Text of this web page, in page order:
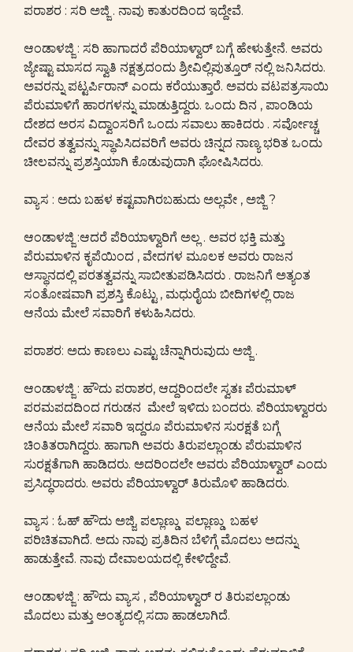
ಪರಾಶರ : ಸರಿ ಅಜ್ಜಿ . ನಾವು ಕಾತುರದಿಂದ ಇದ್ದೇವೆ.
ಆಂಡಾಳಜ್ಜಿ : ಸರಿ ಹಾಗಾದರೆ ಪೆರಿಯಾಳ್ವಾರ್ ಬಗ್ಗೆ ಹೇಳುತ್ತೇನೆ. ಅವರು
ಜ್ಯೇಷ್ಟಾ ಮಾಸದ ಸ್ವಾತಿ ನಕ್ಷತ್ರದಂದು ಶ್ರೀವಿಲ್ಲಿಪುತ್ತೂರ್ ನಲ್ಲಿ ಜನಿಸಿದರು.
ಅವರನ್ನು ಪಟ್ಟರ್ಪಿರಾನ್ ಎಂದು ಕರೆಯುತ್ತಾರೆ. ಅವರು ವಟಪತ್ರಸಾಯಿ
ಪೆರುಮಾಳಿಗೆ ಹಾರಗಳನ್ನು ಮಾಡುತ್ತಿದ್ದರು. ಒಂದು ದಿನ , ಪಾಂಡಿಯ
ದೇಶದ ಅರಸ ವಿದ್ವಾಂಸರಿಗೆ ಒಂದು ಸವಾಲು ಹಾಕಿದರು . ಸರ್ವೋಚ್ಚ
ದೇವರ ತತ್ವವನ್ನು ಸ್ಥಾಪಿಸಿದವರಿಗೆ ಅವರು ಚಿನ್ನದ ನಾಣ್ಯ ಭರಿತ ಒಂದು
ಚೀಲವನ್ನು ಪ್ರಶಸ್ತಿಯಾಗಿ ಕೊಡುವುದಾಗಿ ಘೋಷಿಸಿದರು.
ವ್ಯಾಸ : ಅದು ಬಹಳ ಕಷ್ಟವಾಗಿರಬಹುದು ಅಲ್ಲವೇ , ಅಜ್ಜಿ ?
ಆಂಡಾಳಜ್ಜಿ :ಆದರೆ ಪೆರಿಯಾಳ್ವಾರಿಗೆ ಅಲ್ಲ . ಅವರ ಭಕ್ತಿ ಮತ್ತು
ಪೆರುಮಾಳಿನ ಕೃಪೆಯಿಂದ , ವೇದಗಳ ಮೂಲಕ ಅವರು ರಾಜನ
ಆಸ್ಥಾನದಲ್ಲಿ ಪರತತ್ವವನ್ನು ಸಾಬೀತುಪಡಿಸಿದರು . ರಾಜನಿಗೆ ಅತ್ಯಂತ
ಸಂತೋಷವಾಗಿ ಪ್ರಶಸ್ತಿ ಕೊಟ್ಟು , ಮಧುರೈಯ ಬೀದಿಗಳಲ್ಲಿ ರಾಜ
ಆನೆಯ ಮೇಲೆ ಸವಾರಿಗೆ ಕಳುಹಿಸಿದರು.
ಪರಾಶರ: ಅದು ಕಾಣಲು ಎಷ್ಟು ಚೆನ್ನಾಗಿರುವುದು ಅಜ್ಜಿ .
ಆಂಡಾಳಜ್ಜಿ : ಹೌದು ಪರಾಶರ, ಆದ್ದರಿಂದಲೇ ಸ್ವತಃ ಪೆರುಮಾಳ್
ಪರಮಪದದಿಂದ ಗರುಡನ ಮೇಲೆ ಇಳಿದು ಬಂದರು. ಪೆರಿಯಾಳ್ವಾರರು
ಆನೆಯ ಮೇಲೆ ಸವಾರಿ ಇದ್ದರೂ ಪೆರುಮಾಳಿನ ಸುರಕ್ಷತೆ ಬಗ್ಗೆ
ಚಿಂತಿತರಾಗಿದ್ದರು. ಹಾಗಾಗಿ ಅವರು ತಿರುಪಲ್ಲಾಂಡು ಪೆರುಮಾಳಿನ
ಸುರಕ್ಷತೆಗಾಗಿ ಹಾಡಿದರು. ಅದರಿಂದಲೇ ಅವರು ಪೆರಿಯಾಳ್ವಾರ್ ಎಂದು
ಪ್ರಸಿದ್ಧರಾದರು. ಅವರು ಪೆರಿಯಾಳ್ವಾರ್ ತಿರುಮೊಳಿ ಹಾಡಿದರು.
ವ್ಯಾಸ : ಓಹ್ ಹೌದು ಅಜ್ಜಿ, ಪಲ್ಲಾಣ್ಡು ಪಲ್ಲಾಣ್ಡು ಬಹಳ
ಪರಿಚಿತವಾಗಿದೆ. ಅದು ನಾವು ಪ್ರತಿದಿನ ಬೆಳಿಗ್ಗೆ ಮೊದಲು ಅದನ್ನು
ಹಾಡುತ್ತೇವೆ. ನಾವು ದೇವಾಲಯದಲ್ಲಿ ಕೇಳಿದ್ದೇವೆ.
ಆಂಡಾಳಜ್ಜಿ : ಹೌದು ವ್ಯಾಸ , ಪೆರಿಯಾಳ್ವಾರ್ ರ ತಿರುಪಲ್ಲಾಂಡು
ಮೊದಲು ಮತ್ತು ಅಂತ್ಯದಲ್ಲಿ ಸದಾ ಹಾಡಲಾಗಿದೆ.